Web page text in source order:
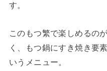
す。
このもつ繁で楽しめるの
く、もつ鍋にすき焼き要
いうメニュー。